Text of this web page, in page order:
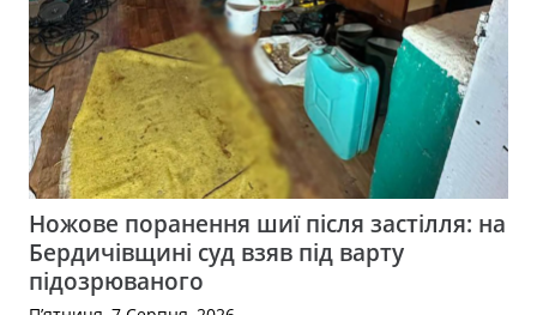
Ножове поранення шиї після застілля: на
Бердичівщині суд взяв під варту
підозрюваного